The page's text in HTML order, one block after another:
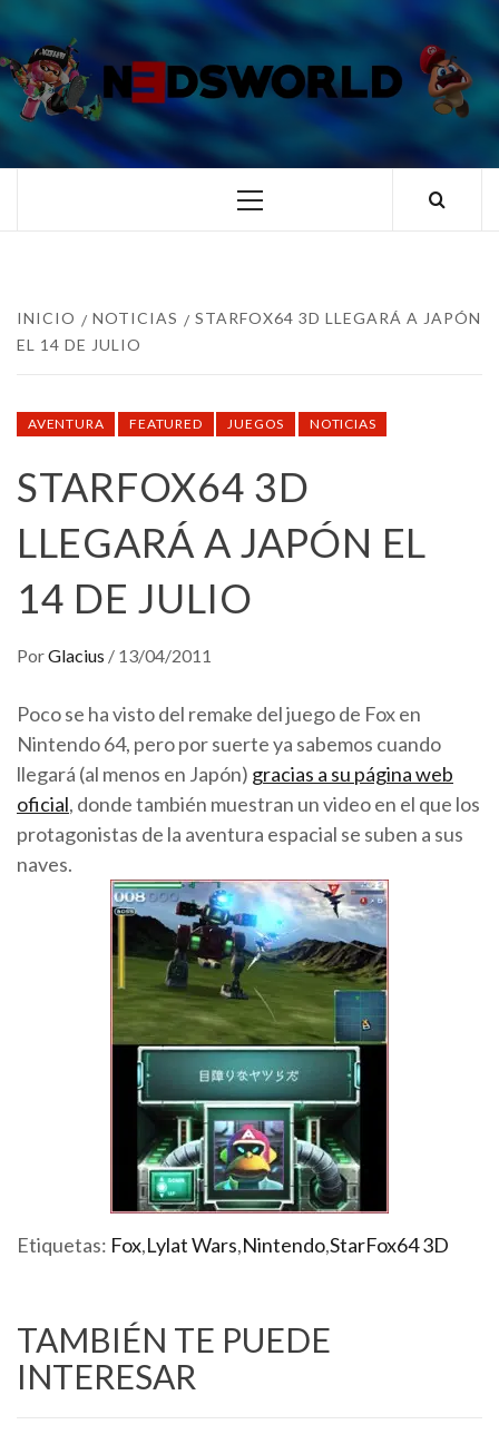
al
contenido
TUS ESPECIALISTAS EN NINTENDO
Menú
INICIO NOTICIAS
STARFOX64 3D LLEGARÁ A JAPÓN
EL 14 DE JULIO
AVENTURA FEATURED JUEGOS NOTICIAS
STARFOX64 3D
LLEGARÁ A JAPÓN EL
14 DE JULIO
PorGlacius / 13/04/2011
Poco se ha visto del remake del juego de Fox en
Nintendo 64, pero por suerte ya sabemos cuando
llegará (al menos en Japón) gracias a su página web
oficial, donde también muestran un video en el que los
protagonistas de la aventura espacial se suben a sus
naves.
Etiquetas: Fox,Lylat Wars,Nintendo,StarFox64 3D
TAMBIÉN TE PUEDE
INTERESAR